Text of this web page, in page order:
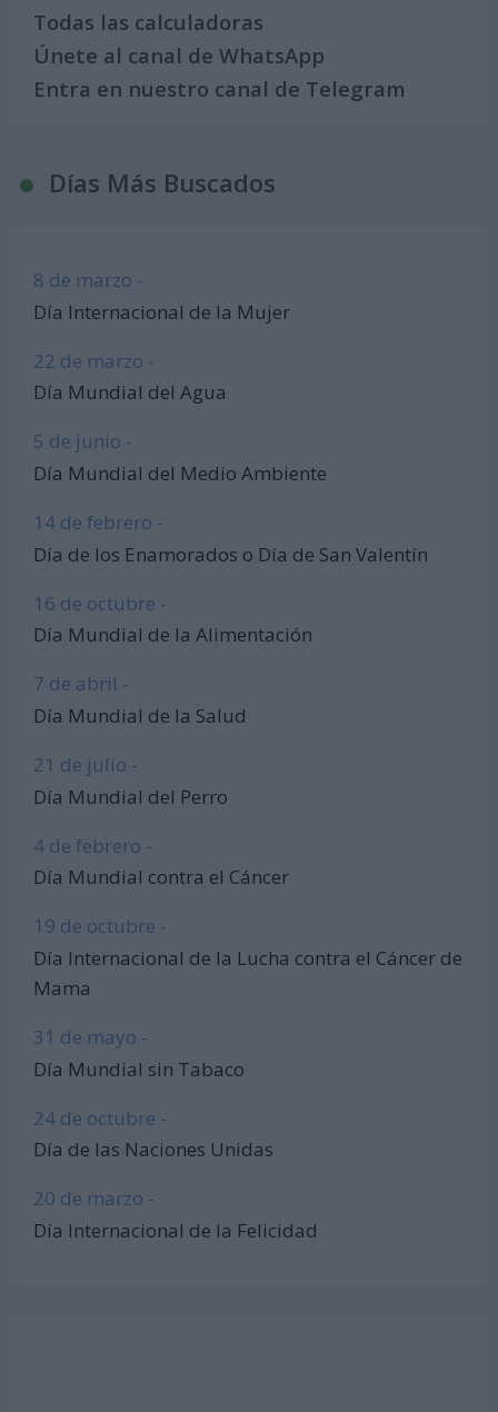
Todas las calculadoras
Únete al canal de WhatsApp
Entra en nuestro canal de Telegram
Días Más Buscados
8 de marzo -
Día Internacional de la Mujer
22 de marzo -
Día Mundial del Agua
5 de junio -
Día Mundial del Medio Ambiente
14 de febrero -
Día de los Enamorados o Día de San Valentín
16 de octubre -
Día Mundial de la Alimentación
7 de abril -
Día Mundial de la Salud
21 de julio -
Día Mundial del Perro
4 de febrero -
Día Mundial contra el Cáncer
19 de octubre -
Día Internacional de la Lucha contra el Cáncer de
Mama
31 de mayo -
Día Mundial sin Tabaco
24 de octubre -
Día de las Naciones Unidas
20 de marzo -
Día Internacional de la Felicidad